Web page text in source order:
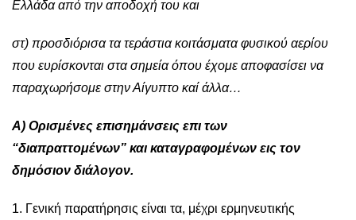
Ελλάδα από την αποδοχή του και
στ) προσδιόρισα τα τεράστια κοιτάσματα φυσικού αερίου
που ευρίσκονται στα σημεία όπου έχομε αποφασίσει να
παραχωρήσομε στην Αίγυπτο καί άλλα…
Α) Ορισμένες επισημάνσεις επι των
“διαπραττομένων” και καταγραφομένων εις τον
δημόσιον διάλογον.
1. Γενική παρατήρησις είναι τα, μέχρι ερμηνευτικής